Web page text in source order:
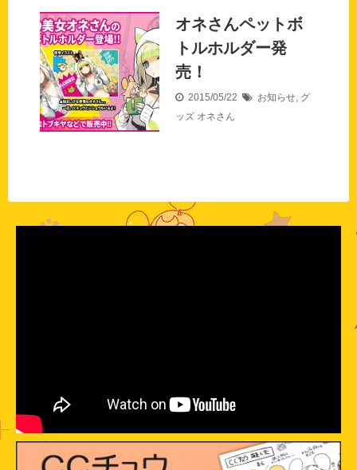
オネさんペットボ
トルホルダー発
売！
2015/05/22 お知らせ, グ
ッズ オネさん